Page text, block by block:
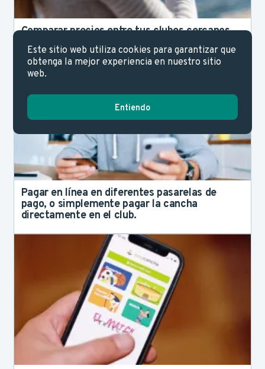
Comparar precios entre tus clubes cercanos.
Pagar en línea en diferentes pasarelas de
pago, o simplemente pagar la cancha
directamente en el club.
Este sitio web utiliza cookies para garantizar que
obtenga la mejor experiencia en nuestro sitio
web.
Entiendo